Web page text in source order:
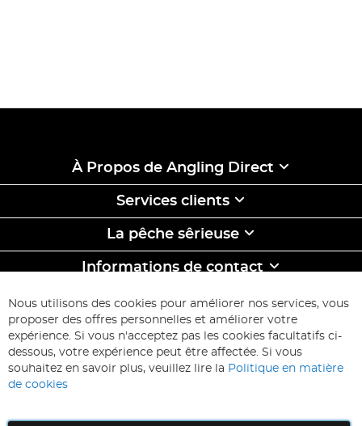
À Propos de Angling Direct
Services clients
La pêche sêrieuse
Informations de contact
ABONNEZ-VOUS & ECONOMISEZ
Inscription
à
d’information
:
Inscription
Nous utilisons des cookies pour améliorer nos services, vous
proposer des offres personnelles et améliorer votre
expérience. Si vous n'acceptez pas les cookies facultatifs ci-
dessous, votre expérience peut être affectée. Si vous
souhaitez en savoir plus, veuillez lire la Politique en matière
de cookies